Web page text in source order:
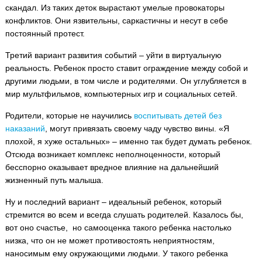
скандал. Из таких деток вырастают умелые провокаторы
конфликтов. Они язвительны, саркастичны и несут в себе
постоянный протест.
Третий вариант развития событий – уйти в виртуальную
реальность. Ребенок просто ставит ограждение между собой и
другими людьми, в том числе и родителями. Он углубляется в
мир мультфильмов, компьютерных игр и социальных сетей.
Родители, которые не научились воспитывать детей без
наказаний , могут привязать своему чаду чувство вины. «Я
плохой, я хуже остальных» – именно так будет думать ребенок.
Отсюда возникает комплекс неполноценности, который
бесспорно оказывает вредное влияние на дальнейший
жизненный путь малыша.
Ну и последний вариант – идеальный ребенок, который
стремится во всем и всегда слушать родителей. Казалось бы,
вот оно счастье, но самооценка такого ребенка настолько
низка, что он не может противостоять неприятностям,
наносимым ему окружающими людьми. У такого ребенка